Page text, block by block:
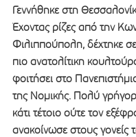
Γεννήθηκε στη
Έχοντας ρίζες από την
Φιλιππούπολη, δέχτηκε
πιο ανατολίτικη
φοιτήσει στο
της Νομικής. Πολύ
κάτι τέτοιο ούτε τον
ανακοίνωσε στους γονείς